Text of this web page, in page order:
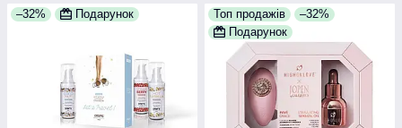
–32% Подарунок Топ продажів
–32%
Подарунок